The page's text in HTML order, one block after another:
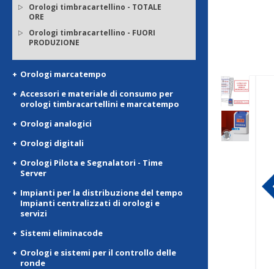
Orologi timbracartellino - TOTALE
ORE
Orologi timbracartellino - FUORI
PRODUZIONE
Orologi marcatempo
Accessori e materiale di consumo per
orologi timbracartellini e marcatempo
Orologi analogici
Orologi digitali
Orologi Pilota e Segnalatori - Time
Server
Impianti per la distribuzione del tempo
Impianti centralizzati di orologi e
servizi
Sistemi eliminacode
Orologi e sistemi per il controllo delle
ronde